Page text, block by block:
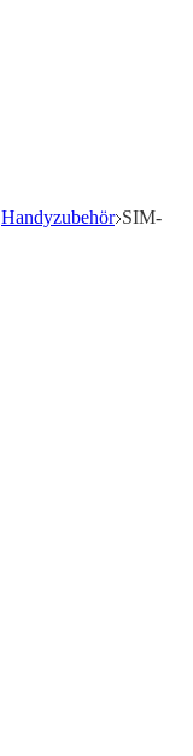
Handyzubehör SIM-